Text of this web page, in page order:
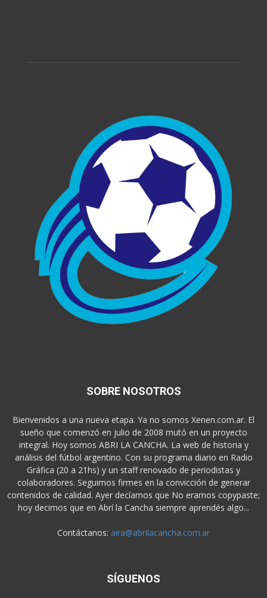
SOBRE NOSOTROS
Bienvenidos a una nueva etapa. Ya no somos Xenen.com.ar. El
sueño que comenzó en julio de 2008 mutó en un proyecto
integral. Hoy somos ABRI LA CANCHA. La web de historia y
análisis del fútbol argentino. Con su programa diario en Radio
Gráfica (20 a 21hs) y un staff renovado de periodistas y
colaboradores. Seguimos firmes en la convicción de generar
contenidos de calidad. Ayer decíamos que No eramos copypaste;
hoy decimos que en Abrí la Cancha siempre aprendés algo...
Contáctanos: aira@abrilacancha.com.ar
SÍGUENOS